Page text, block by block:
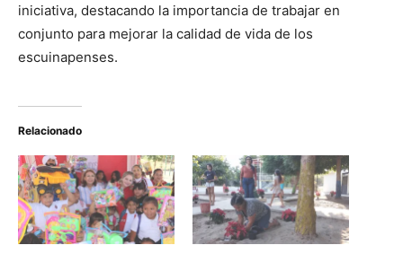
iniciativa, destacando la importancia de trabajar en
conjunto para mejorar la calidad de vida de los
escuinapenses.
Relacionado